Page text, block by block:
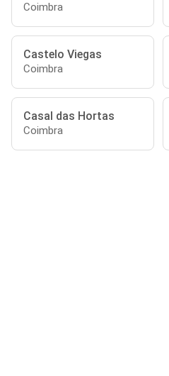
Coimbra
Castelo Viegas
Coimbra
Casal das Hortas
Coimbra